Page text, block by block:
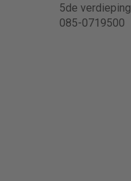
5de verdieping
085-0719500